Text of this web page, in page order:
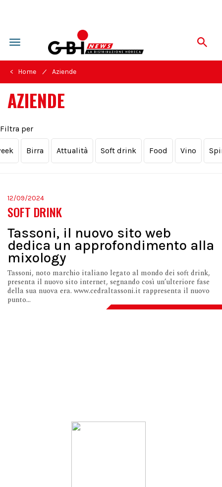
Toggle
navigation
< Home / Aziende
AZIENDE
Filtra per
Birra Attualità Soft drink Food Vino
12/09/2024
SOFT DRINK
Tassoni, il nuovo sito web
dedica un approfondimento alla
mixology
Tassoni, noto marchio italiano legato al mondo dei soft drink,
presenta il nuovo sito internet, segnando così un’ulteriore fase
della sua nuova era. www.cedraltassoni.it rappresenta il nuovo
punto...